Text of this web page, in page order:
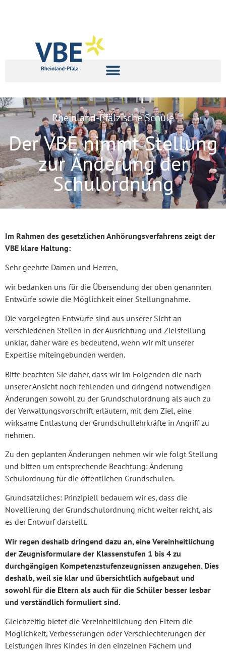
Rheinland-Pfälzische Schule
Der VBE nimmt Stellung
zur Änderung der
Schulordnung
Im Rahmen des gesetzlichen Anhörungsverfahrens zeigt der
VBE klare Haltung:
Sehr geehrte Damen und Herren,
wir bedanken uns für die Übersendung der oben genannten
Entwürfe sowie die Möglichkeit einer Stellungnahme.
Die vorgelegten Entwürfe sind aus unserer Sicht an
verschiedenen Stellen in der Ausrichtung und Zielstellung
unklar, daher wäre es bedeutend, wenn wir mit unserer
Expertise miteingebunden werden.
Bitte beachten Sie daher, dass wir im Folgenden die nach
unserer Ansicht noch fehlenden und dringend notwendigen
Änderungen sowohl zu der Grundschulordnung als auch zu
der Verwaltungsvorschrift erläutern, mit dem Ziel, eine
wirksame Entlastung der Grundschullehrkräfte in Angriff zu
nehmen.
Zu den geplanten Änderungen nehmen wir wie folgt Stellung
und bitten um entsprechende Beachtung: Änderung
Schulordnung für die öffentlichen Grundschulen.
Grundsätzliches: Prinzipiell bedauern wir es, dass die
Novellierung der Grundschulordnung nicht weiter reicht, als
es der Entwurf darstellt.
Wir regen deshalb dringend dazu an, eine Vereinheitlichung
der Zeugnisformulare der Klassenstufen 1 bis 4 zu
durchgängigen Kompetenzstufenzeugnissen anzugehen. Dies
deshalb, weil sie klar und übersichtlich aufgebaut und
sowohl für die Eltern als auch für die Schüler besser lesbar
und verständlich formuliert sind.
Gleichzeitig bietet die Vereinheitlichung den Eltern die
Möglichkeit, Verbesserungen oder Verschlechterungen der
Leistungen ihres Kindes in den einzelnen Fächern und